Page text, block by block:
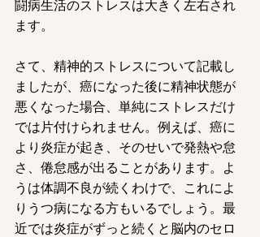
闘病生活のストレスは大きく左右され
ます。
さて、精神的ストレスについて記載し
ましたが、癌になった後に精神状態が
悪くなった場合、単純にストレスだけ
では片付けられません。例えば、癌に
より炎症が起き、そのせいで発熱や怠
さ、倦怠感が出ることがあります。よ
うは体調不良が続くわけで、これによ
りうつ病になる方もいるでしょう。最
近では炎症がずっと続くと脳内のセロ